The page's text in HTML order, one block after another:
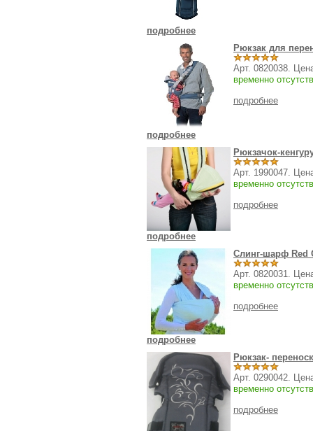
подробнее
подробнее
Рюкзак для
Арт. 0820038.
временно
подробнее
подробнее
Рюкзачок-
Арт. 1990047.
временно
подробнее
подробнее
Слинг-шарф Red
Арт. 0820031.
временно
подробнее
Рюкзак-
Арт. 0290042.
временно
подробнее